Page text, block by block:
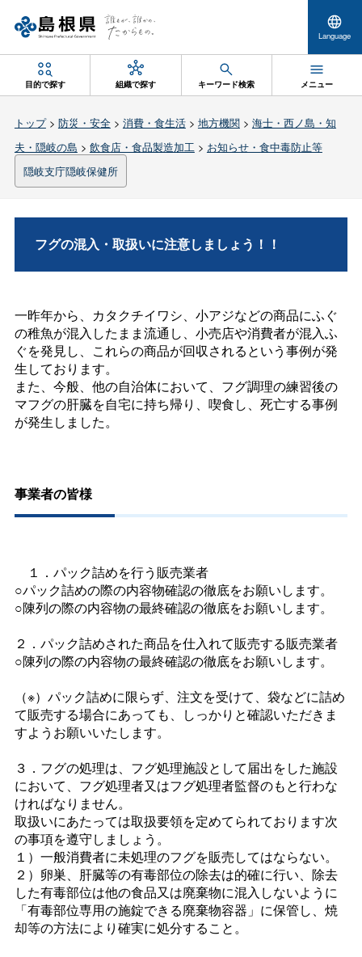
Language
目的で探す 組織で探す キーワード検索 メニュー
トップ> 防災・安全> 消費・食生活> 地方機関> 海士・西ノ島・知
夫・隠岐の島 > 飲食店・食品製造加工> お知らせ・食中毒防止等
隠岐支庁隠岐保健所
フグの混入・取扱いに注意しましょう！！
一昨年から、カタクチイワシ、小アジなどの商品にふぐ
の稚魚が混入したまま流通し、小売店や消費者が混入ふ
ぐを発見し、これらの商品が回収されるという事例が発
生しております。
また、今般、他の自治体において、フグ調理の練習後の
マフグの肝臓を自宅に持ち帰り、喫食し、死亡する事例
が発生しました。
事業者の皆様
１．パック詰めを行う販売業者
○パック詰めの際の内容物確認の徹底をお願いします。
○陳列の際の内容物の最終確認の徹底をお願いします。
２．パック詰めされた商品を仕入れて販売する販売業者
○陳列の際の内容物の最終確認の徹底をお願いします。
（※）パック詰めに限らず、注文を受けて、袋などに詰め
て販売する場合にあっても、しっかりと確認いただきま
すようお願いいたします。
３．フグの処理は、フグ処理施設として届出をした施設
において、フグ処理者又はフグ処理者監督のもと行わな
ければなりません。
取扱いにあたっては取扱要領を定めてられております次
の事項を遵守しましょう。
１）一般消費者に未処理のフグを販売してはならない。
２）卵巣、肝臓等の有毒部位の除去は的確に行い、除去
した有毒部位は他の食品又は廃棄物に混入しないように
「有毒部位専用の施錠できる廃棄物容器」に保管し、焼
却等の方法により確実に処分すること。